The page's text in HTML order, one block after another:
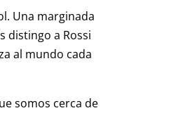
Una marginada
distingo a Rossi
al mundo cada
somos cerca de